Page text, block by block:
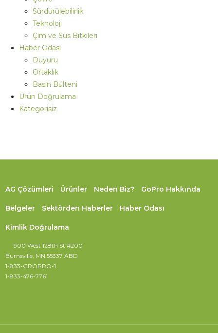
Sürdürülebilirlik
Teknoloji
Çim ve Süs Bitkileri
Haber Odası
Duyuru
Ortaklık
Basın Bülteni
Ürün Doğrulama
Kategorisiz
AG Çözümleri Ürünler Neden Biz? GoPro Hakkında
Belgeler Sektörden Haberler Haber Odası
Kimlik Doğrulama
900 West 128th St #200
Burnsville, MN 55337 ABD
1-833-GROPRO-1
1-833-476-7761